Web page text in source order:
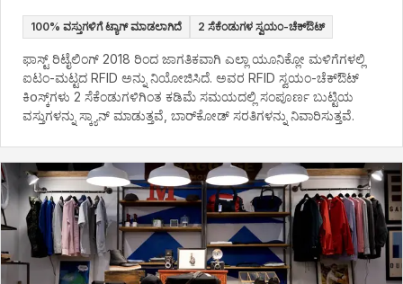
100% ವಸ್ತುಗಳಿಗೆ ಟ್ಯಾಗ್ ಮಾಡಲಾಗಿದೆ 2 ಸೆಕೆಂಡುಗಳ ಸ್ವಯಂ-ಚೆಕ್ಔಟ್
ಫಾಸ್ಟ್ ರಿಟೈಲಿಂಗ್ 2018 ರಿಂದ ಜಾಗತಿಕವಾಗಿ ಎಲ್ಲಾ ಯೂನಿಕ್ಲೋ ಮಳಿಗೆಗಳಲ್ಲಿ
ಐಟಂ-ಮಟ್ಟದ RFID ಅನ್ನು ನಿಯೋಜಿಸಿದೆ. ಅವರ RFID ಸ್ವಯಂ-ಚೆಕ್ಔಟ್
ಕಿоಸ್ಕ್‌ಗಳು 2 ಸೆಕೆಂಡುಗಳಿಗಿಂತ ಕಡಿಮೆ ಸಮಯದಲ್ಲಿ ಸಂಪೂರ್ಣ ಬುಟ್ಟಿಯ
ವಸ್ತುಗಳನ್ನು ಸ್ಕ್ಯಾನ್ ಮಾಡುತ್ತವೆ, ಬಾರ್‌ಕೋಡ್ ಸರತಿಗಳನ್ನು ನಿವಾರಿಸುತ್ತವೆ.